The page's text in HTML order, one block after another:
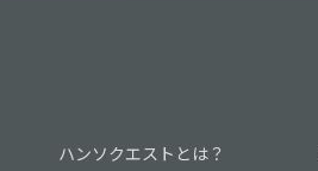
ハンソクエストとは？